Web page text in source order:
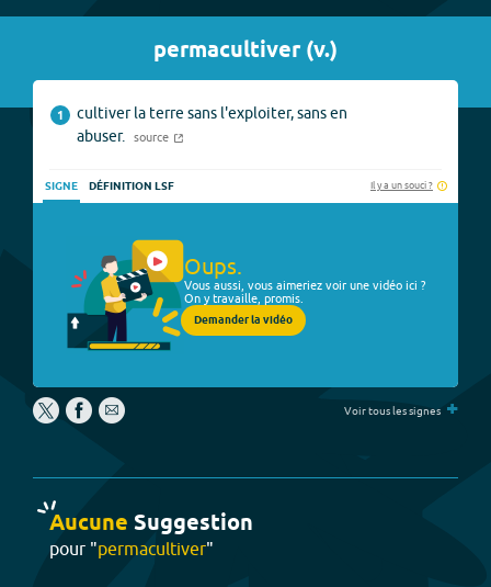
permacultiver(v.)
1
cultiver la terre sans l'exploiter, sans en
abuser.
source
SIGNE DÉFINITION LSF Il y a un souci ?
Oups.
Vous aussi, vous aimeriez voir une vidéo ici ?
On y travaille, promis.
Demander la vidéo
Voir tous les signes +
Aucune Suggestion
pour "permacultiver"